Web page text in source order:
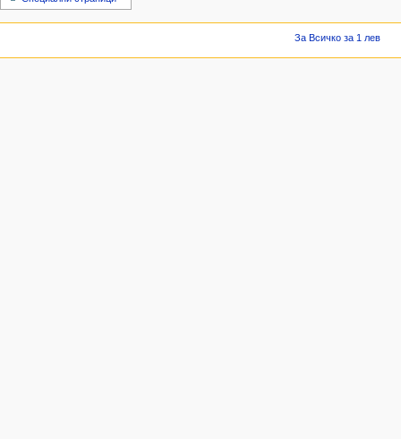
За Всичко за 1 лев